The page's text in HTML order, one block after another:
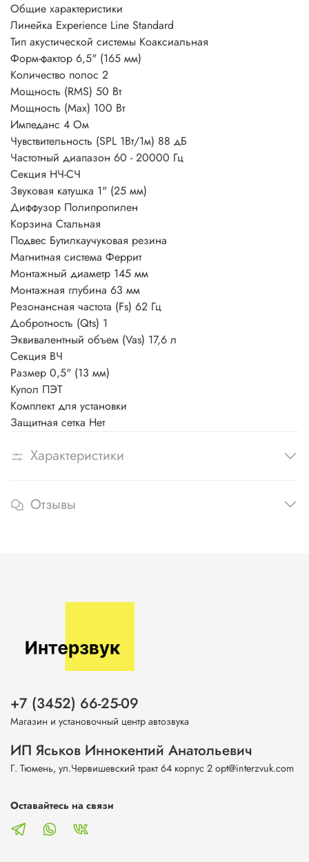
Общие характеристики
Линейка Experience Line Standard
Тип акустической системы Коаксиальная
Форм-фактор 6,5" (165 мм)
Количество полос 2
Мощность (RMS) 50 Вт
Мощность (Max) 100 Вт
Импеданс 4 Ом
Чувствительность (SPL 1Вт/1м) 88 дБ
Частотный диапазон 60 - 20000 Гц
Секция НЧ-СЧ
Звуковая катушка 1" (25 мм)
Диффузор Полипропилен
Корзина Стальная
Подвес Бутилкаучуковая резина
Магнитная система Феррит
Монтажный диаметр 145 мм
Монтажная глубина 63 мм
Резонансная частота (Fs) 62 Гц
Добротность (Qts) 1
Эквивалентный объем (Vas) 17,6 л
Секция ВЧ
Размер 0,5" (13 мм)
Купол ПЭТ
Комплект для установки
Защитная сетка Нет
Характеристики
Отзывы
+7 (3452) 66-25-09
Магазин и установочный центр автозвука
ИП Яськов Иннокентий Анатольевич
Г. Тюмень, ул.Червишевский тракт 64 корпус 2 opt@interzvuk.com
Оставайтесь на связи